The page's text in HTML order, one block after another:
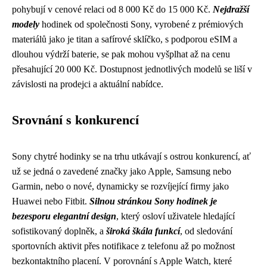
pohybují v cenové relaci od 8 000 Kč do 15 000 Kč. Nejdražší
modely hodinek od společnosti Sony, vyrobené z prémiových
materiálů jako je titan a safírové sklíčko, s podporou eSIM a
dlouhou výdrží baterie, se pak mohou vyšplhat až na cenu
přesahující 20 000 Kč. Dostupnost jednotlivých modelů se liší v
závislosti na prodejci a aktuální nabídce.
Srovnání s konkurencí
Sony chytré hodinky se na trhu utkávají s ostrou konkurencí, ať
už se jedná o zavedené značky jako Apple, Samsung nebo
Garmin, nebo o nové, dynamicky se rozvíjející firmy jako
Huawei nebo Fitbit. Silnou stránkou Sony hodinek je
bezesporu elegantní design, který osloví uživatele hledající
sofistikovaný doplněk, a široká škála funkcí, od sledování
sportovních aktivit přes notifikace z telefonu až po možnost
bezkontaktního placení. V porovnání s Apple Watch, které